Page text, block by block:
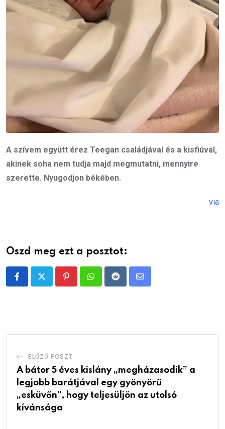
A szívem együtt érez Teegan családjával és a kisfiúval,
akinek soha nem tudja majd megmutatni, mennyire
szerette. Nyugodjon békében.
via
Oszd meg ezt a posztot:
PinterestWhatsappRedditShare
ELŐZŐ POSZT
A bátor 5 éves kislány „megházasodik” a
legjobb barátjával egy gyönyörű
„esküvőn”, hogy teljesüljön az utolsó
kívánsága